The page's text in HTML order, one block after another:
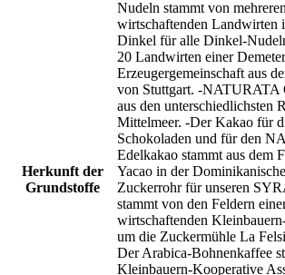
Herkunft der
Grundstoffe
Nudeln stammt von
wirtschaftenden Landwirten
Dinkel für alle Dinkel-
20 Landwirten einer
Erzeugergemeinschaft aus
von Stuttgart. -NATURATA
aus den unterschiedlichsten
Mittelmeer. -Der Kakao für
Schokoladen und für den
Edelkakao stammt aus dem
Yacao in der
Zuckerrohr für unseren
stammt von den Feldern
wirtschaftenden
um die Zuckermühle La
Der Arabica-Bohnenkaffee
Kleinbauern-Kooperative